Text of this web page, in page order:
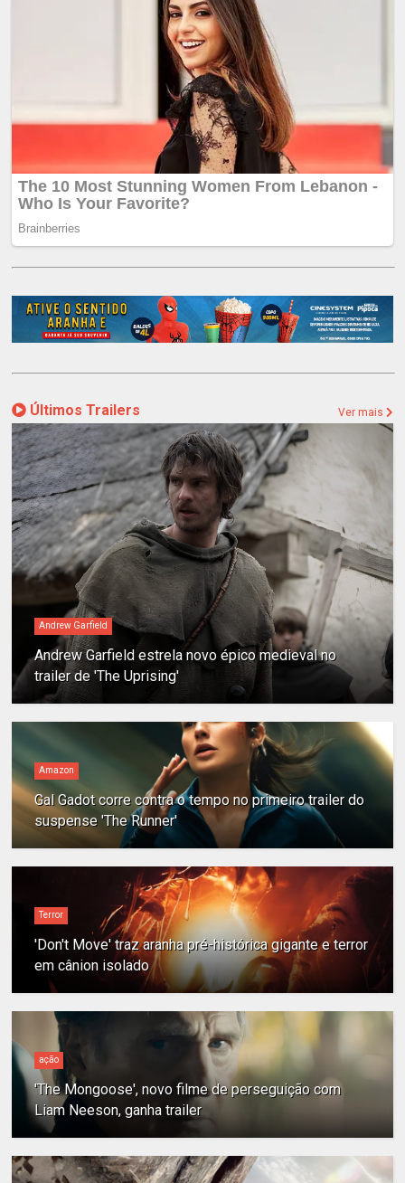
Últimos Trailers Ver mais
Andrew Garfield
Andrew Garfield estrela novo épico medieval no
trailer de 'The Uprising'
Amazon
Gal Gadot corre contra o tempo no primeiro trailer do
suspense 'The Runner'
Terror
'Don't Move' traz aranha pré-histórica gigante e terror
em cânion isolado
ação
'The Mongoose', novo filme de perseguição com
Liam Neeson, ganha trailer